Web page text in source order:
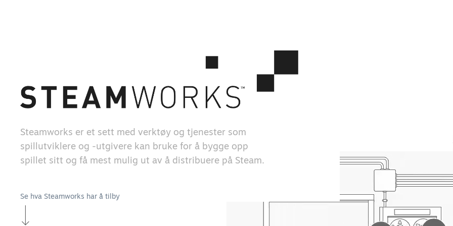
Steamworks er et sett med verktøy og tjenester som
spillutviklere og -utgivere kan bruke for å bygge opp
spillet sitt og få mest mulig ut av å distribuere på Steam.
Se hva Steamworks har å tilby